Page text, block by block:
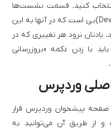
انتخاب کنید. قسمت نشست‌ها
هم مروبط به دستگاه‌ها (Device)‌یی است که در آنها به این
نرود هر تغییری که در
با زدن دکمه «بروزرسانی
پیشخوان وردپرس قرار
و از طریق آن می‌توانید به